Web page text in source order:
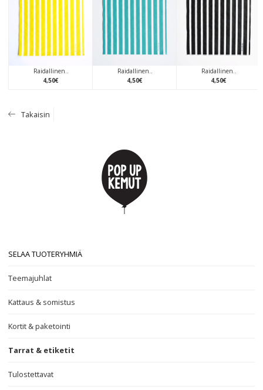
Raidallinen..
4,50€
Raidallinen..
4,50€
Raidallinen..
4,50€
Takaisin
SELAA TUOTERYHMIÄ
Teemajuhlat
Kattaus & somistus
Kortit & paketointi
Tarrat & etiketit
Tulostettavat